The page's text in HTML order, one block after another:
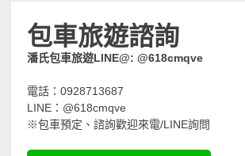
包車旅遊諮詢
潘氏包車旅遊LINE@: @618cmqve
電話：0928713687
LINE：@618cmqve
※包車預定、諮詢歡迎來電/LINE詢問